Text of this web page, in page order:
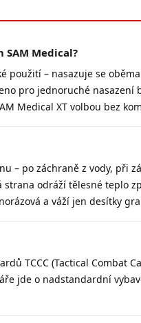
Medical?
použití – nasazuje se
pro jednoruché nasazení
Medical XT volbou bez
– po záchraně z vody, při
odráží tělesné teplo
a váží jen desítky
TCCC (Tactical Combat
jde o nadstandardní